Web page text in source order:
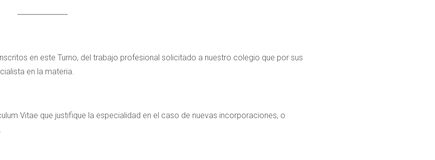
en este Turno, del trabajo profesional solicitado a nuestro colegio que por sus
en la materia.
que justifique la especialidad en el caso de nuevas incorporaciones, o